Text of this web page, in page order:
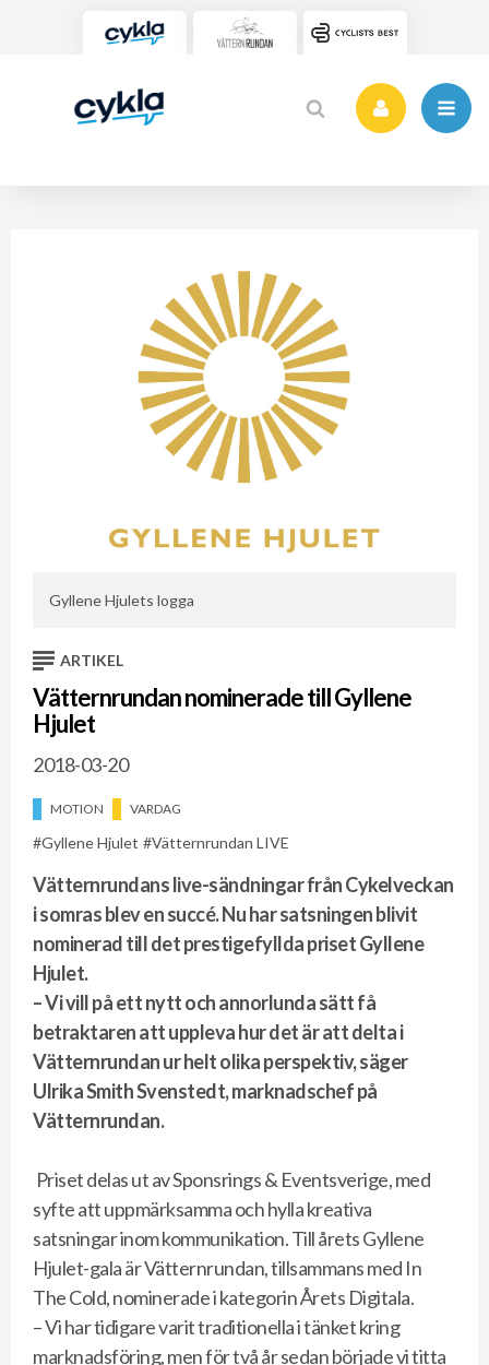
Gyllene Hjulets logga
ARTIKEL
Vätternrundan nominerade till Gyllene
Hjulet
2018-03-20
MOTION VARDAG
Gyllene Hjulet Vätternrundan LIVE
Vätternrundans live-sändningar från Cykelveckan
i somras blev en succé. Nu har satsningen blivit
nominerad till det prestigefyllda priset Gyllene
Hjulet.
– Vi vill på ett nytt och annorlunda sätt få
betraktaren att uppleva hur det är att delta i
Vätternrundan ur helt olika perspektiv, säger
Ulrika Smith Svenstedt, marknadschef på
Vätternrundan.
Priset delas ut av Sponsrings & Eventsverige, med
syfte att uppmärksamma och hylla kreativa
satsningar inom kommunikation. Till årets Gyllene
Hjulet-gala är Vätternrundan, tillsammans med In
The Cold, nominerade i kategorin Årets Digitala.
– Vi har tidigare varit traditionella i tänket kring
marknadsföring, men för två år sedan började vi titta